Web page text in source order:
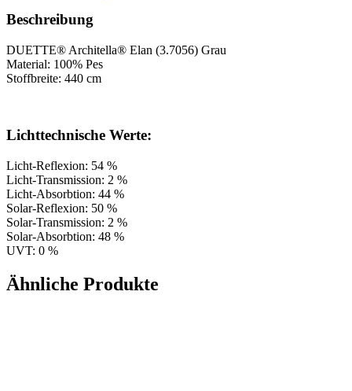
Beschreibung
DUETTE® Architella® Elan (3.7056) Grau
Material: 100% Pes
Stoffbreite: 440 cm
Lichttechnische Werte:
Licht-Reflexion: 54 %
Licht-Transmission: 2 %
Licht-Absorbtion: 44 %
Solar-Reflexion: 50 %
Solar-Transmission: 2 %
Solar-Absorbtion: 48 %
UVT: 0 %
Ähnliche Produkte